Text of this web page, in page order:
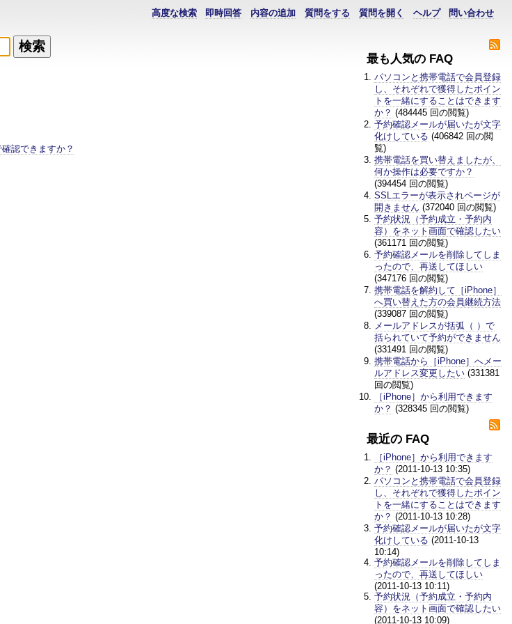
問い合わせ
ヘルプ
質問を開く
質問をする
内容の追加
即時回答
高度な検索
最も人気の FAQ
パソコンと携帯電話で会員登録
し、それぞれで獲得したポイン
トを一緒にすることはできます
か？ (484445 回の閲覧)
予約確認メールが届いたが文字
化けしている (406842 回の閲
覧)
携帯電話を買い替えましたが、
何か操作は必要ですか？
(394454 回の閲覧)
SSLエラーが表示されページが
開きません (372040 回の閲覧)
予約状況（予約成立・予約内
容）をネット画面で確認したい
(361171 回の閲覧)
予約確認メールを削除してしま
ったので、再送してほしい
(347176 回の閲覧)
携帯電話を解約して［iPhone］
へ買い替えた方の会員継続方法
(339087 回の閲覧)
メールアドレスが括弧（ ）で
括られていて予約ができません
(331491 回の閲覧)
携帯電話から［iPhone］へメー
ルアドレス変更したい (331381
回の閲覧)
［iPhone］から利用できます
か？ (328345 回の閲覧)
最近の FAQ
［iPhone］から利用できます
か？ (2011-10-13 10:35)
パソコンと携帯電話で会員登録
し、それぞれで獲得したポイン
トを一緒にすることはできます
か？ (2011-10-13 10:28)
予約確認メールが届いたが文字
化けしている (2011-10-13
10:14)
予約確認メールを削除してしま
ったので、再送してほしい
(2011-10-13 10:11)
予約状況（予約成立・予約内
容）をネット画面で確認したい
(2011-10-13 10:09)
認できますか？